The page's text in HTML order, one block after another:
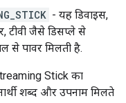
- यह डिवाइस,
टीवी जैसे डिसप्ले से
पावर मिलती है.
Stick का
शब्द और उपनाम मिलते